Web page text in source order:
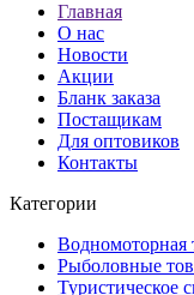
Главная
О нас
Новости
Акции
Бланк заказа
Постащикам
Для оптовиков
Контакты
Категории
Водномоторная
Рыболовные
Туристическое